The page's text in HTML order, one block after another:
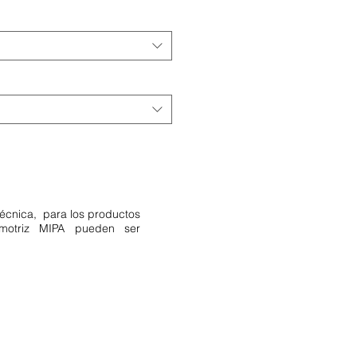
para los productos
MIPA pueden ser